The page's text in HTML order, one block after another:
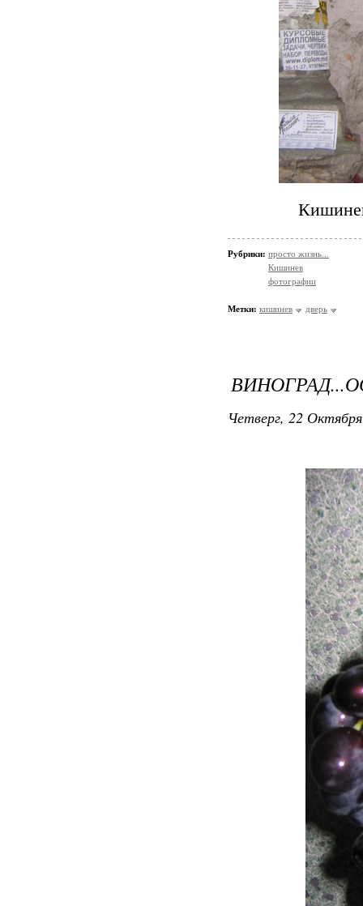
Рубрики: просто жизнь...
Кишинев
фотографии
Метки: кишинев дверь
Четверг, 22